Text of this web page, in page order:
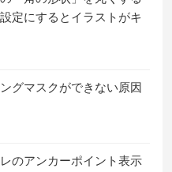
定にするとイラストがキ
グマスクができない原因
のアンカーポイント表示